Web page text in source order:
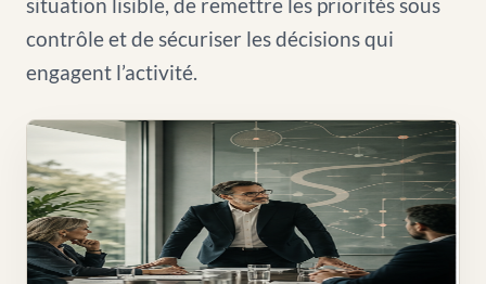
contrôle et de sécuriser les décisions qui
engagent l’activité.